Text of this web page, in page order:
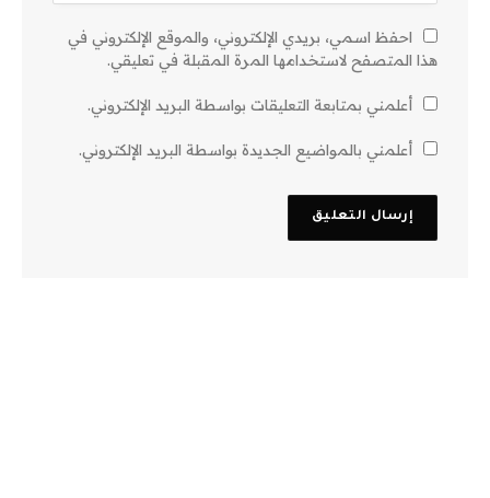
احفظ اسمي، بريدي الإلكتروني، والموقع الإلكتروني في
هذا المتصفح لاستخدامها المرة المقبلة في تعليقي.
أعلمني بمتابعة التعليقات بواسطة البريد الإلكتروني.
أعلمني بالمواضيع الجديدة بواسطة البريد الإلكتروني.